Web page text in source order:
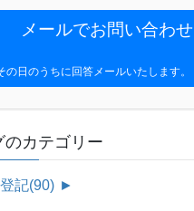
メールでお問い合わせ
の日のうちに回答メールいたします。
のカテゴリー
記(90) ►